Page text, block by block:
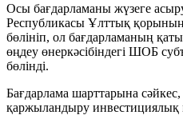
Осы бағдарламаны жүзеге
Республикасы Ұлттық
бөлініп, ол бағдарламаның
өңдеу өнеркәсібіндегі ШОБ
бөлінді.
Бағдарлама шарттарына
қаржыландыру инвестициялық